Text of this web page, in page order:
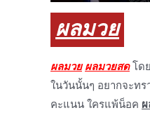
ผลมวย
ผลมวยผลมวยสดโด
ในวันนั้นๆ อยากจะท
คะแนน ใครแพ้น็อค